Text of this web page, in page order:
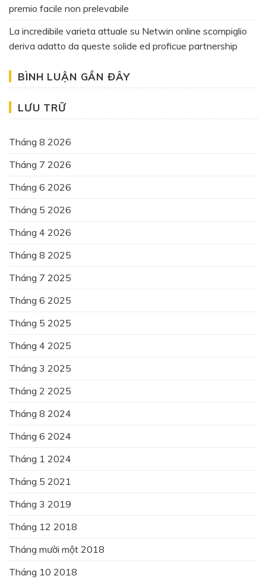
premio facile non prelevabile
La incredibile varieta attuale su Netwin online scompiglio
deriva adatto da queste solide ed proficue partnership
BÌNH LUẬN GẦN ĐÂY
LƯU TRỮ
Tháng 8 2026
Tháng 7 2026
Tháng 6 2026
Tháng 5 2026
Tháng 4 2026
Tháng 8 2025
Tháng 7 2025
Tháng 6 2025
Tháng 5 2025
Tháng 4 2025
Tháng 3 2025
Tháng 2 2025
Tháng 8 2024
Tháng 6 2024
Tháng 1 2024
Tháng 5 2021
Tháng 3 2019
Tháng 12 2018
Tháng mười một 2018
Tháng 10 2018